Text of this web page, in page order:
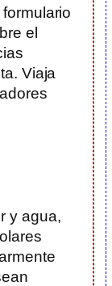
el
Viaja
y agua,